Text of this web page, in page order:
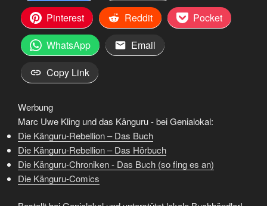
Pinterest
Reddit
Pocket
WhatsApp
Email
Copy Link
Werbung
Marc Uwe Kling und das Känguru - bei Genialokal:
Die Känguru-Rebellion – Das Buch
Die Känguru-Rebellion – Das Hörbuch
Die Känguru-Chroniken - Das Buch (so fing es an)
Die Känguru-Comics